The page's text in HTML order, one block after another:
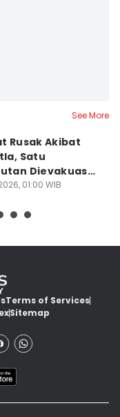
See More
Rusak Akibat
Satu
Dievakuasi
01:00 WIB
Terms of Services
Sitemap